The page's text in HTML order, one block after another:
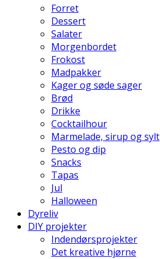
Forret
Dessert
Salater
Morgenbordet
Frokost
Madpakker
Kager og søde sager
Brød
Drikke
Cocktailhour
Marmelade, sirup og sylt
Pesto og dip
Snacks
Tapas
Jul
Halloween
Dyreliv
DIY projekter
Indendørsprojekter
Det kreative hjørne